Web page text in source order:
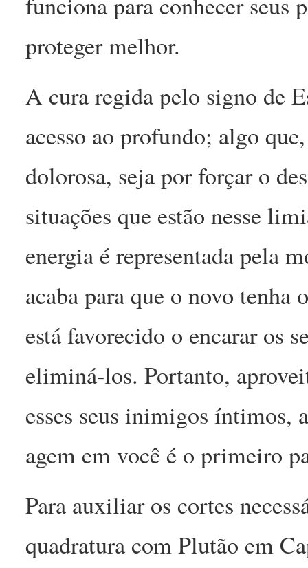
proteger melhor.
A cura regida pelo signo de
acesso ao profundo; algo
dolorosa, seja por forçar o
situações que estão nesse
energia é representada pela
acaba para que o novo tenha
está favorecido o encarar os
eliminá-los. Portanto,
esses seus inimigos íntimos,
agem em você é o primeiro
Para auxiliar os cortes
quadratura com Plutão em